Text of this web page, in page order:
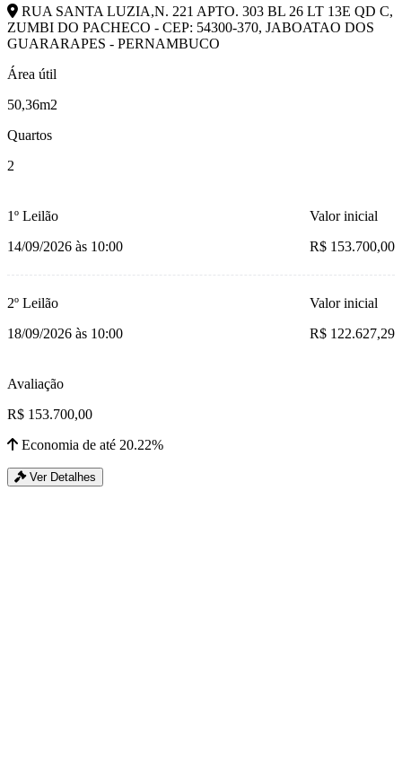
RUA SANTA LUZIA,N. 221 APTO. 303 BL 26 LT 13E QD C,
ZUMBI DO PACHECO - CEP: 54300-370, JABOATAO DOS
GUARARAPES - PERNAMBUCO
Área útil
50,36m2
Quartos
2
1º Leilão
14/09/2026 às 10:00
Valor inicial
R$ 153.700,00
2º Leilão
18/09/2026 às 10:00
Valor inicial
R$ 122.627,29
Avaliação
R$ 153.700,00
Economia de até 20.22%
Ver Detalhes